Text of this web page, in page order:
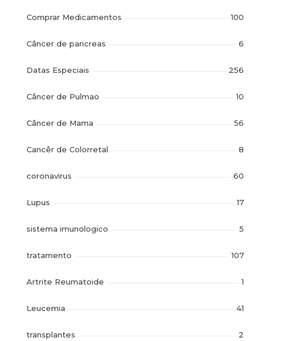
Comprar Medicamentos 100
Câncer de pancreas 6
Datas Especiais 256
Câncer de Pulmao 10
Câncer de Mama 56
Cancêr de Colorretal 8
coronavirus 60
Lupus 17
sistema imunologico 5
tratamento 107
Artrite Reumatoide 1
Leucemia 41
transplantes 2